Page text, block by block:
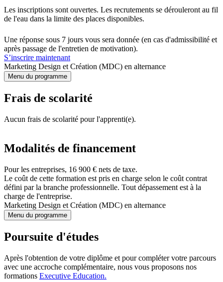
Les inscriptions sont ouvertes. Les recrutements se dérouleront au fil
de l'eau dans la limite des places disponibles.
Une réponse sous 7 jours vous sera donnée (en cas d'admissibilité et
après passage de l'entretien de motivation).
S’inscrire maintenant
Marketing Design et Création (MDC) en alternance
Menu du programme
Frais de scolarité
Aucun frais de scolarité pour l'apprenti(e).
Modalités de financement
Pour les entreprises, 16 900 € nets de taxe.
Le coût de cette formation est pris en charge selon le coût contrat
défini par la branche professionnelle. Tout dépassement est à la
charge de l'entreprise.
Marketing Design et Création (MDC) en alternance
Menu du programme
Poursuite d'études
Après l'obtention de votre diplôme et pour compléter votre parcours
avec une accroche complémentaire, nous vous proposons nos
formations Executive Education.